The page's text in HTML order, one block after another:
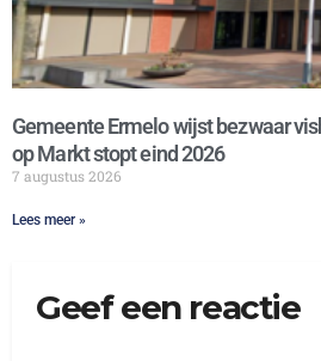
Gemeente Ermelo wijst bezwaar
op Markt stopt eind 2026
7 augustus 2026
Lees meer »
Geef een reactie